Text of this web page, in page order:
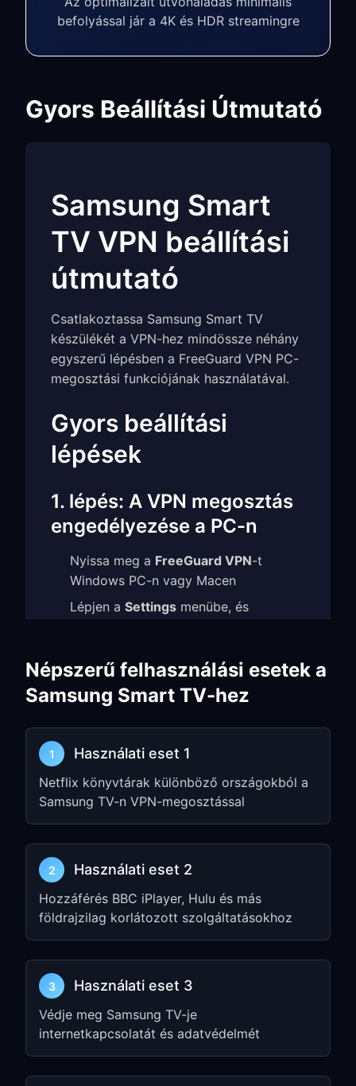
befolyással jár a 4K és HDR streamingre
Gyors Beállítási Útmutató
Samsung Smart
TV VPN beállítási
útmutató
Csatlakoztassa Samsung Smart TV
készülékét a VPN-hez mindössze néhány
egyszerű lépésben a FreeGuard VPN PC-
megosztási funkciójának használatával.
Gyors beállítási
lépések
1. lépés: A VPN megosztás
engedélyezése a PC-n
Nyissa meg a FreeGuard VPN-t
Windows PC-n vagy Macen
Lépjen a Settings menübe, és
opciót
Jegyezze fel a megjelenítettIP
2. lépés: A Samsung TV
Proxy beállításainak
konfigurálása
Nyomja meg aMenu
Navigáljon aNetwork →Network
Válassza ki a Wi-Fi hálózatát, majd
válassza azAdvanced Settings
Keresse meg a Proxy Settings
beállítást, és válassza aManual
Népszerű felhasználási esetek a
Samsung Smart TV-hez
1 Használati eset 1
Netflix könyvtárak különböző országokból a
Samsung TV-n VPN-megosztással
2 Használati eset 2
Hozzáférés BBC iPlayer, Hulu és más
földrajzilag korlátozott szolgáltatásokhoz
3 Használati eset 3
Védje meg Samsung TV-je
internetkapcsolatát és adatvédelmét